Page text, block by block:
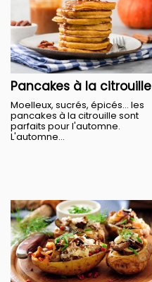
Pancakes à la citrouille
Moelleux, sucrés, épicés… les
pancakes à la citrouille sont
parfaits pour l'automne.
L'automne...